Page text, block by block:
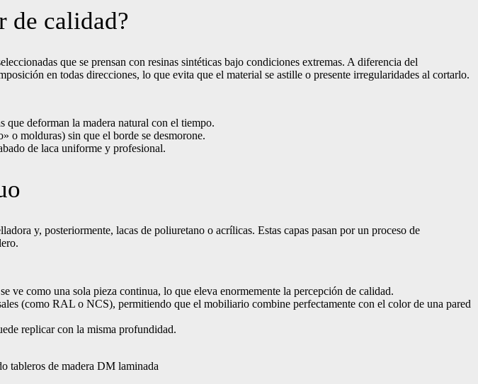
de calidad?
que se prensan con resinas sintéticas bajo condiciones extremas. A diferencia del
en todas direcciones, lo que evita que el material se astille o presente irregularidades al cortarlo.
que deforman la madera natural con el tiempo.
o molduras) sin que el borde se desmorone.
de laca uniforme y profesional.
y, posteriormente, lacas de poliuretano o acrílicas. Estas capas pasan por un proceso de
ve como una sola pieza continua, lo que eleva enormemente la percepción de calidad.
(como RAL o NCS), permitiendo que el mobiliario combine perfectamente con el color de una pared
replicar con la misma profundidad.
tableros de madera DM laminada